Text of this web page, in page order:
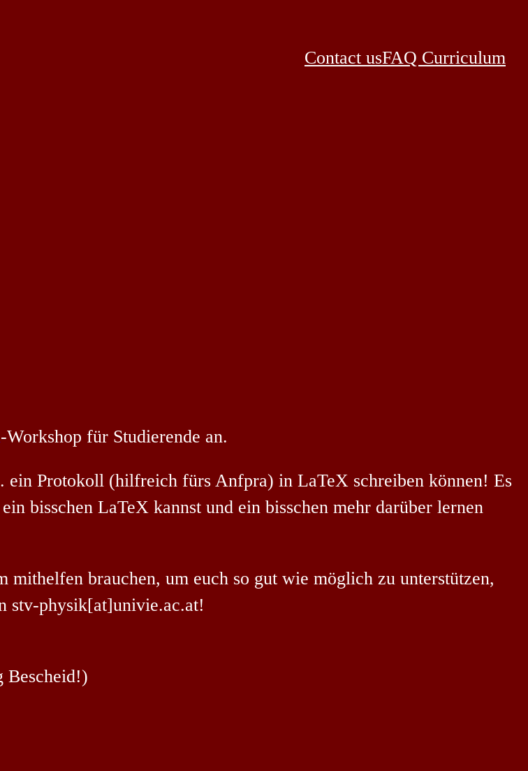
Contact usFAQ Curriculum
-Workshop für Studierende an.
ein Protokoll (hilfreich fürs Anfpra) in LaTeX schreiben können! Es
bisschen LaTeX kannst und ein bisschen mehr darüber lernen
brauchen, um euch so gut wie möglich zu unterstützen,
stv-physik[at]univie.ac.at!
Bescheid!)